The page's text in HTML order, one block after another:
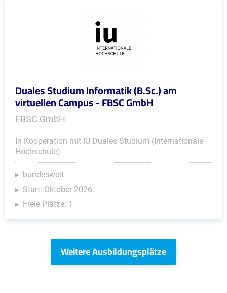
Duales Studium Informatik (B.Sc.) am
virtuellen Campus - FBSC GmbH
FBSC GmbH
In Kooperation mit IU Duales Studium (Internationale
Hochschule)
bundesweit
Start: Oktober 2026
Freie Plätze: 1
Weitere Ausbildungsplätze